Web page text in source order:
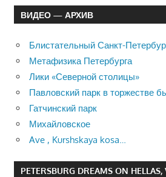
ВИДЕО — АРХИВ
Блистательный Санкт-
Метафизика Петербурга
Лики «Северной столицы»
Павловский парк в торжестве
Гатчинский парк
Михайловское
Ave , Kurshskaya kosa…
PETERSBURG DREAMS ON HELLAS,